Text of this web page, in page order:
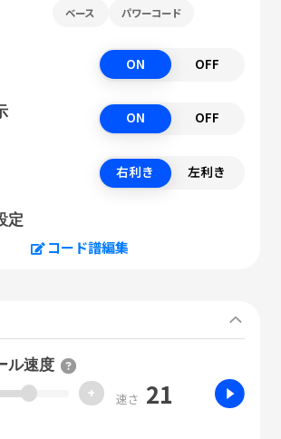
ベース パワーコード
ON OFF
ON OFF
右利き 左利き
定
コード譜編集
ル速度
+ 速さ 21